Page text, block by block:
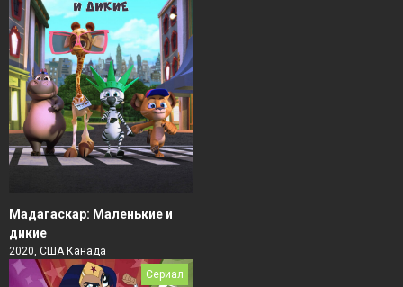
Мадагаскар: Маленькие и
дикие
2020, США Канада
Сериал